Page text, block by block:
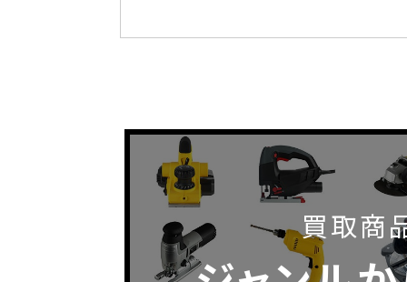
買取商